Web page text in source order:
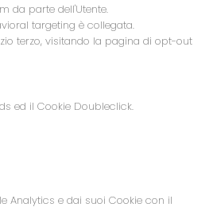
da parte dell'Utente.
targeting è collegata.
terzo, visitando la pagina di opt-out
ed il Cookie Doubleclick.
Analytics e dai suoi Cookie con il